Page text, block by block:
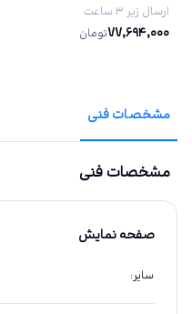
ارسال زیر ۳ ساعت
77,694,000تومان
مشخصات فنی
مشخصات فنی
صفحه نمایش
سایر: